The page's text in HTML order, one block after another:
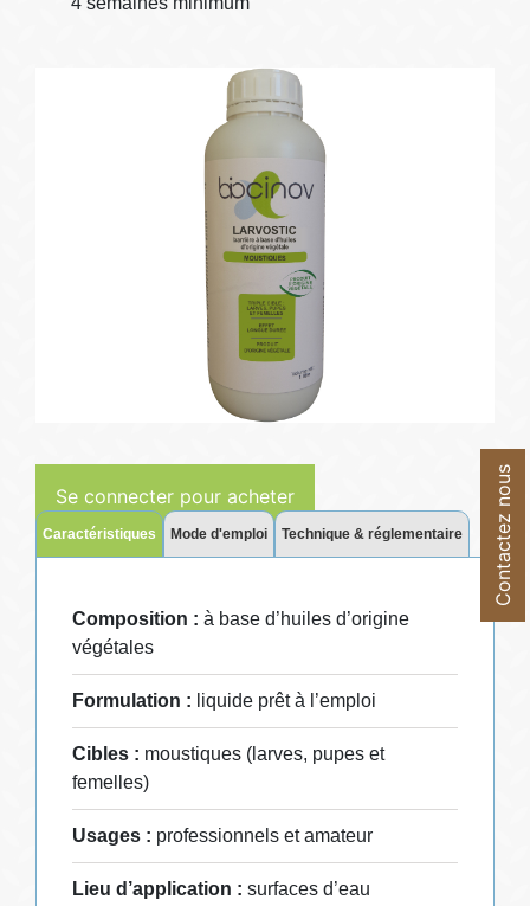
Contactez nous
Se connecter pour acheter
Caractéristiques Mode d'emploi Technique & réglementaire
Composition : à base d’huiles d’origine
végétales
Formulation : liquide prêt à l’emploi
Cibles : moustiques (larves, pupes et
femelles)
Usages : professionnels et amateur
Lieu d’application : surfaces d’eau